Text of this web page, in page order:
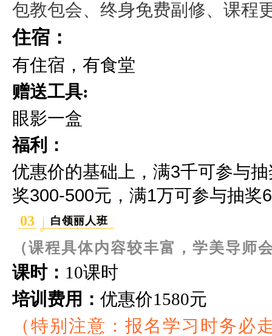
包教包会、终身免费副修、课程
住宿：
有住宿，有食堂
赠送工具:
眼影一盒
福利：
优惠价的基础上，满3千可参与
奖300-500元，满1万可参与抽奖
03 白领丽人班
（课程具体内容较丰富，学美导师
课时： 10课时
培训费用： 优惠价1580元
（特别注意：报名学习时务必